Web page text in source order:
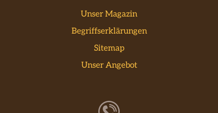
Unser Magazin
Begriffserklärungen
Sitemap
Unser Angebot